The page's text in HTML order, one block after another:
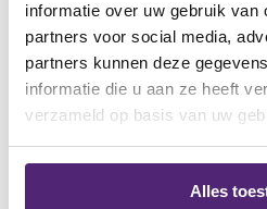
informatie over uw gebruik van
partners voor social media,
partners kunnen deze
informatie die u aan ze heeft
verzameld op basis van uw
Alles
Na enkele weken kan het
bewegings- en
specifieke oefeningen
versterken en de stabiliteit te
deze oefeningen consistent en